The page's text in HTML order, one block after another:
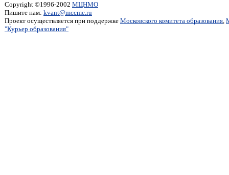
Copyright ©1996-2002 МЦНМО
Пишите нам: kvant@mccme.ru
Проект осуществляется при поддержке Московского комитета образования,
"Курьер образования"